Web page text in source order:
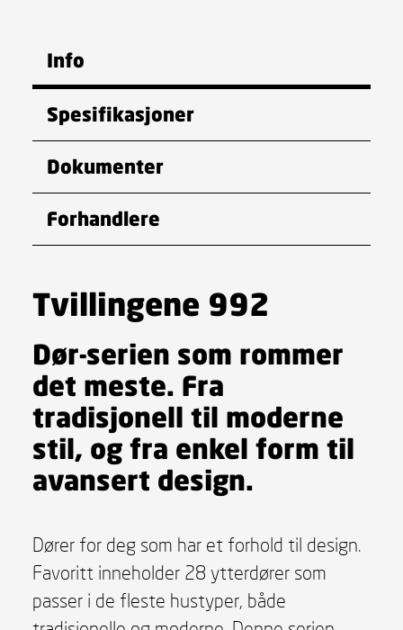
Info
Spesifikasjoner
Dokumenter
Forhandlere
Tvillingene 992
Dør-serien som rommer
det meste. Fra
tradisjonell til moderne
stil, og fra enkel form til
avansert design.
Dører for deg som har et forhold til design.
Favoritt inneholder 28 ytterdører som
passer i de fleste hustyper, både